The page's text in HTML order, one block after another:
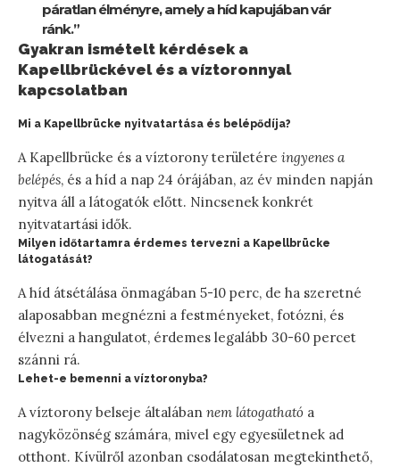
páratlan élményre, amely a híd kapujában vár
ránk.”
Gyakran ismételt kérdések a
Kapellbrückével és a víztoronnyal
kapcsolatban
Mi a Kapellbrücke nyitvatartása és belépődíja?
A Kapellbrücke és a víztorony területére ingyenes a
belépés, és a híd a nap 24 órájában, az év minden napján
nyitva áll a látogatók előtt. Nincsenek konkrét
nyitvatartási idők.
Milyen időtartamra érdemes tervezni a Kapellbrücke
látogatását?
A híd átsétálása önmagában 5-10 perc, de ha szeretné
alaposabban megnézni a festményeket, fotózni, és
élvezni a hangulatot, érdemes legalább 30-60 percet
szánni rá.
Lehet-e bemenni a víztoronyba?
A víztorony belseje általában nem látogatható a
nagyközönség számára, mivel egy egyesületnek ad
otthont. Kívülről azonban csodálatosan megtekinthető,